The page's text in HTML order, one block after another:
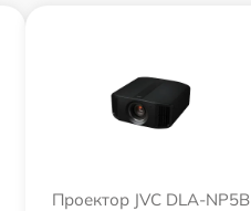
Проектор JVC DLA-NP5B